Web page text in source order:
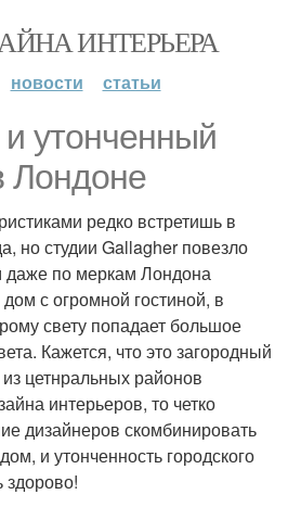
ИНТЕРЬЕРА
новости статьи
утонченный
Лондоне
редко встретишь в
но студии Gallagher повезло
даже по меркам Лондона
с огромной гостиной, в
свету попадает большое
Кажется, что это загородный
цетнральных районов
интерьеров, то четко
дизайнеров скомбинировать
и утонченность городского
здорово!